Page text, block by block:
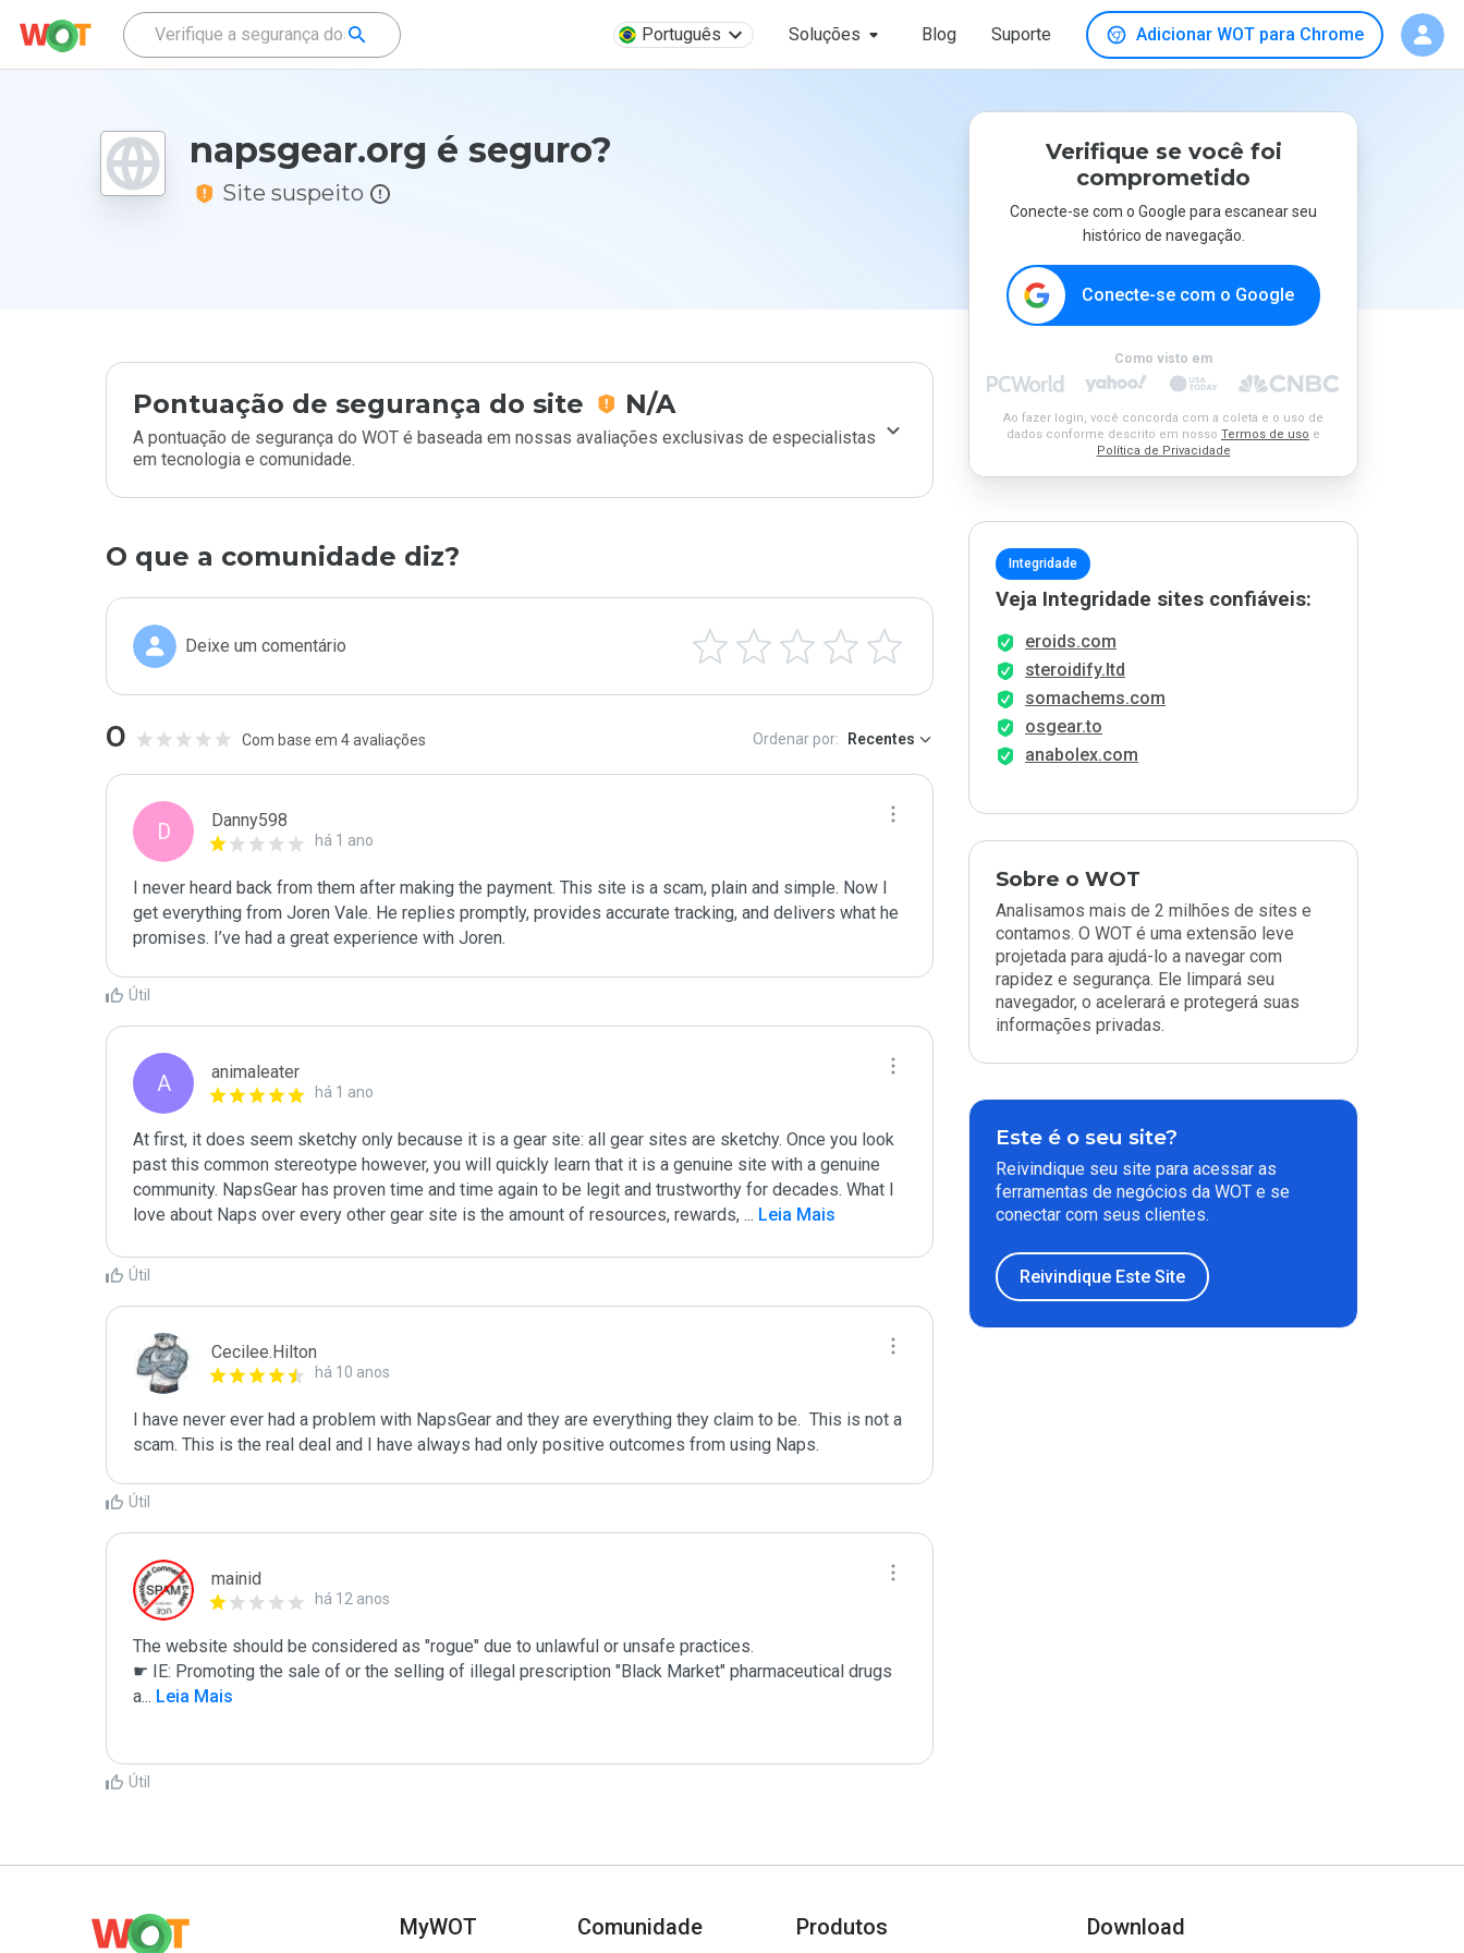
Português Soluções Blog Suporte Adicionar WOT para Chrome
napsgear.org é seguro?
Site suspeito
Pontuação de segurança do site N/A
A pontuação de segurança do WOT é baseada em nossas avaliações exclusivas de especialistas
em tecnologia e comunidade.
O que a comunidade diz?
Deixe um comentário
0 Com base em 4 avaliações Ordenar por: Recentes
D Danny598
há 1 ano
I never heard back from them after making the payment. This site is a scam, plain and simple. Now I
get everything from Joren Vale. He replies promptly, provides accurate tracking, and delivers what he
promises. I’ve had a great experience with Joren.
Útil
A animaleater
há 1 ano
At first, it does seem sketchy only because it is a gear site: all gear sites are sketchy. Once you look
past this common stereotype however, you will quickly learn that it is a genuine site with a genuine
community. NapsGear has proven time and time again to be legit and trustworthy for decades. What I
love about Naps over every other gear site is the amount of resources, rewards, ... Leia Mais
Útil
Cecilee.Hilton
há 10 anos
I have never ever had a problem with NapsGear and they are everything they claim to be.  This is not a
scam. This is the real deal and I have always had only positive outcomes from using Naps.
Útil
mainid
há 12 anos
The website should be considered as "rogue" due to unlawful or unsafe practices.
☛ IE: Promoting the sale of or the selling of illegal prescription "Black Market" pharmaceutical drugs
a... Leia Mais
Útil
Verifique se você foi
comprometido
Conecte-se com o Google para escanear seu
histórico de navegação.
Conecte-se com o Google
Como visto em
Ao fazer login, você concorda com a coleta e o uso de
dados conforme descrito em nosso Termos de uso e
Política de Privacidade
Integridade
Veja Integridade sites confiáveis:
eroids.com
steroidify.ltd
somachems.com
osgear.to
anabolex.com
Sobre o WOT
Analisamos mais de 2 milhões de sites e
contamos. O WOT é uma extensão leve
projetada para ajudá-lo a navegar com
rapidez e segurança. Ele limpará seu
navegador, o acelerará e protegerá suas
informações privadas.
Este é o seu site?
Reivindique seu site para acessar as
ferramentas de negócios da WOT e se
conectar com seus clientes.
Reivindique Este Site
MyWOT Comunidade Produtos Download